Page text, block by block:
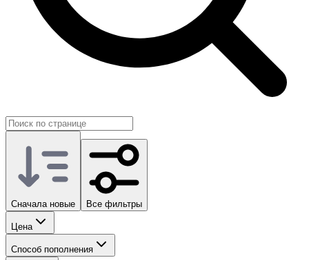
На GG.Store Twitch drops Assassin's Creed Shadows собраны с
отзывами о продавцах. Вы выбираете нужное предложение,
согласуете условия и получаете эксклюзивы к текущему
сезону в удобный момент.
Сначала новые Все фильтры
Цена
Способ пополнения